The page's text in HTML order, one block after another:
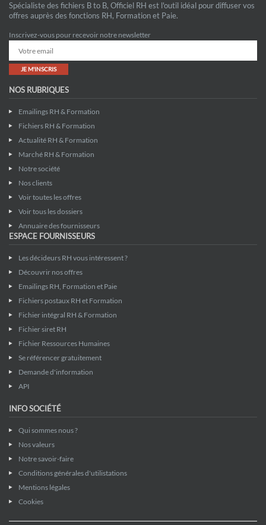
Spécialiste des fichiers B to B, Officiel RH est l'outil idéal pour diffuser vos
offres auprès des fonctions RH, Formation et Paie.
Inscrivez-vous pour recevoir notre newsletter
JE M'INSCRIS
NOS RUBRIQUES
Emailings RH & Formation
Fichiers RH & Formation
Actualité RH & Formation
Marché RH & Formation
Notre société
Nos clients
Voir toutes les offres
Voir tous les dossiers
Annuaire des fournisseurs
ESPACE FOURNISSEURS
Les décideurs RH vous intéressent ?
Découvrir nos offres
Emailings RH, Formation et Paie
Fichiers postaux RH et Formation
Fichier intégral RH & Formation
Fichier siret RH
Fichier Ressources Humaines
Se référencer gratuitement
Demande d'information
API
INFO SOCIÉTÉ
Qui sommes nous ?
Nos valeurs
Notre savoir-faire
Conditions générales d'utilistations
Mentions légales
Cookies